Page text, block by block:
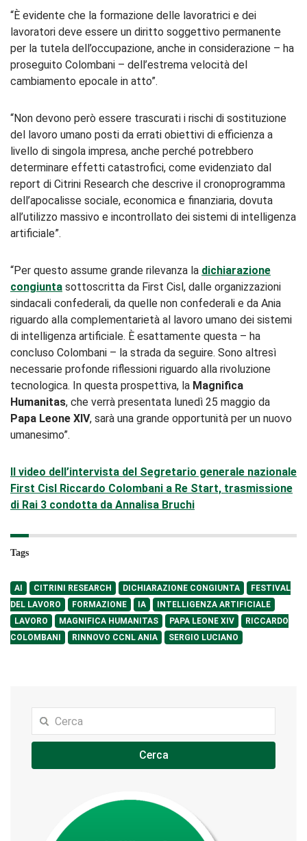
“È evidente che la formazione delle lavoratrici e dei
lavoratori deve essere un diritto soggettivo permanente
per la tutela dell’occupazione, anche in considerazione – ha
proseguito Colombani – dell’estrema velocità del
cambiamento epocale in atto”.
“Non devono però essere trascurati i rischi di sostituzione
del lavoro umano posti da errati obiettivi di efficienza a
livello di singola impresa, anche perché potrebbero
determinare effetti catastrofici, come evidenziato dal
report di Citrini Research che descrive il cronoprogramma
dell’apocalisse sociale, economica e finanziaria, dovuta
all’utilizzo massivo e incontrollato dei sistemi di intelligenza
artificiale”.
“Per questo assume grande rilevanza la dichiarazione
congiunta sottoscritta da First Cisl, dalle organizzazioni
sindacali confederali, da quelle non confederali e da Ania
riguardo alla complementarietà al lavoro umano dei sistemi
di intelligenza artificiale. È esattamente questa – ha
concluso Colombani – la strada da seguire. Sono altresì
necessarie profonde riflessioni riguardo alla rivoluzione
tecnologica. In questa prospettiva, la Magnifica
Humanitas, che verrà presentata lunedì 25 maggio da
Papa Leone XIV, sarà una grande opportunità per un nuovo
umanesimo”.
Il video dell’intervista del Segretario generale nazionale
First Cisl Riccardo Colombani a Re Start, trasmissione
di Rai 3 condotta da Annalisa Bruchi
Tags
AI CITRINI RESEARCH DICHIARAZIONE CONGIUNTA
FESTIVAL
DEL LAVORO
FORMAZIONE IA
INTELLIGENZA ARTIFICIALE
LAVORO
MAGNIFICA HUMANITAS PAPA LEONE XIV
RICCARDO
COLOMBANI
RINNOVO CCNL ANIA SERGIO LUCIANO
Cerca